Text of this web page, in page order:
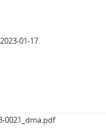
01-17.
0021_dma.pdf